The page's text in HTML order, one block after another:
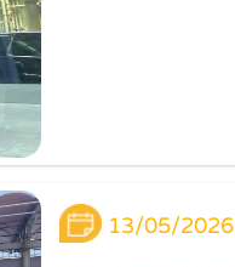
13/05/2026